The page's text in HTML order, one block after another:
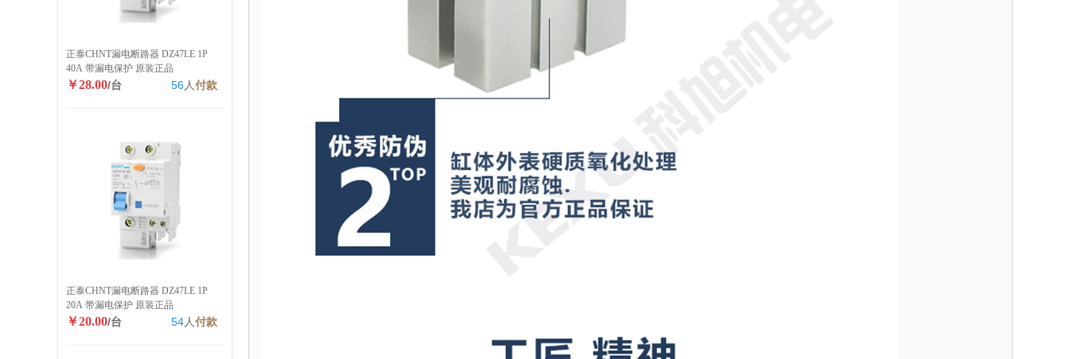
正泰CHNT漏电断路器 DZ47LE 1P
40A 带漏电保护 原装正品
￥28.00/台 56人付款
正泰CHNT漏电断路器 DZ47LE 1P
20A 带漏电保护 原装正品
￥20.00/台 54人付款